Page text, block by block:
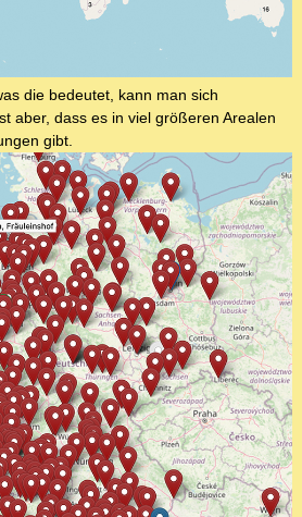
die bedeutet, kann man sich
aber, dass es in viel größeren Arealen
gibt.